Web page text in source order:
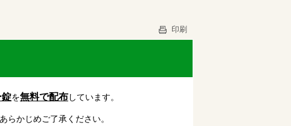
印刷
錠を無料で配布しています。
かじめご了承ください。